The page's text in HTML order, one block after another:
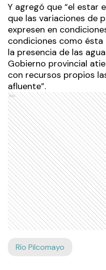
Y agregó que “el estar
que las variaciones de
expresen en
condiciones como
la presencia de las
Gobierno provincial
con recursos propios
afluente”.
Ads
Río Pilcomayo